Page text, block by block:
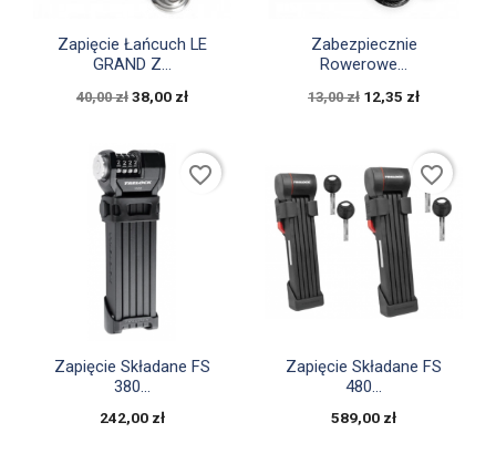
Szybki podgląd
Zapięcie Łańcuch LE
GRAND Z...
40,00 zł 38,00 zł
Szybki podgląd
Zabezpiecznie
Rowerowe...
13,00 zł 12,35 zł
Szybki podgląd
Zapięcie Składane FS
380...
242,00 zł
favorite_border
Szybki podgląd
Zapięcie Składane FS
480...
589,00 zł
favorite_border